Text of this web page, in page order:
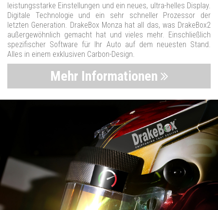
leistungsstarke Einstellungen und ein neues, ultra-helles Display.
Digitale Technologie und ein sehr schneller Prozessor der
letzten Generation. DrakeBox Monza hat all das, was DrakeBox2
außergewöhnlich gemacht hat und vieles mehr. Einschließlich
spezifischer Software für Ihr Auto auf dem neuesten Stand.
Alles in einem exklusiven Carbon-Design.
Mehr Informationen